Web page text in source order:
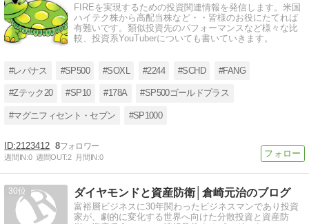
FIREを実現するための投資関連情報を発信します。米国
ハイテク株から高配当株など・・皆様のお役にたてれば
有難いです。類似投資先のパフォーマンスなど様々な比
較、投資系YouTuberについても書いていきます。
#レバナス #SP500 #SOXL #2244 #SCHD #FANG
#Zテック20 #SP10 #178A #SP500ゴールドプラス
#マグニフィセント・セブン #SP1000
2123412 8
週間IN:0 週間OUT:2 月間IN:0
30 ダイヤモンドと資産防衛│倉崎元治のブログ
富裕層ビジネスに30年関わったビジネスマンであり投資
家が、劇的に変化する世界へ向けた分散投資と資産防